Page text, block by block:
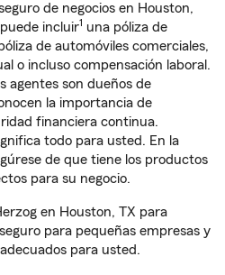
de negocios en Houston,
incluir1 una póliza de
de automóviles comerciales,
o incluso compensación laboral.
agentes son dueños de
la importancia de
financiera continua.
todo para usted. En la
de que tiene los productos
para su negocio.
en Houston, TX para
para pequeñas empresas y
para usted.